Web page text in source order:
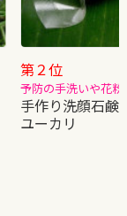
第２位
予防の手洗いや花
手作り洗顔石鹸
ユーカリ